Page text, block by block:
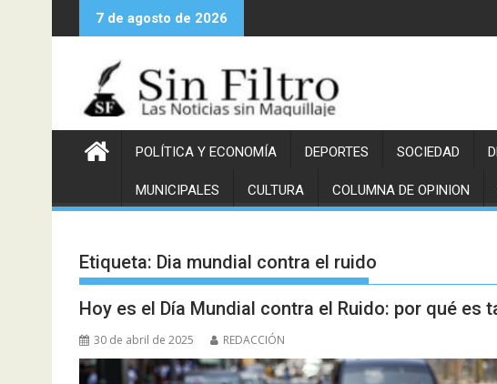
al
7 de agosto de 2026
POLÍTICA Y ECONOMÍA DEPORTES SOCIEDAD
MUNICIPALES CULTURA COLUMNA DE OPINION
Etiqueta: Dia mundial contra el ruido
Hoy es el Día Mundial contra el Ruido: por qué es
30 de abril de 2025 REDACCIÓN